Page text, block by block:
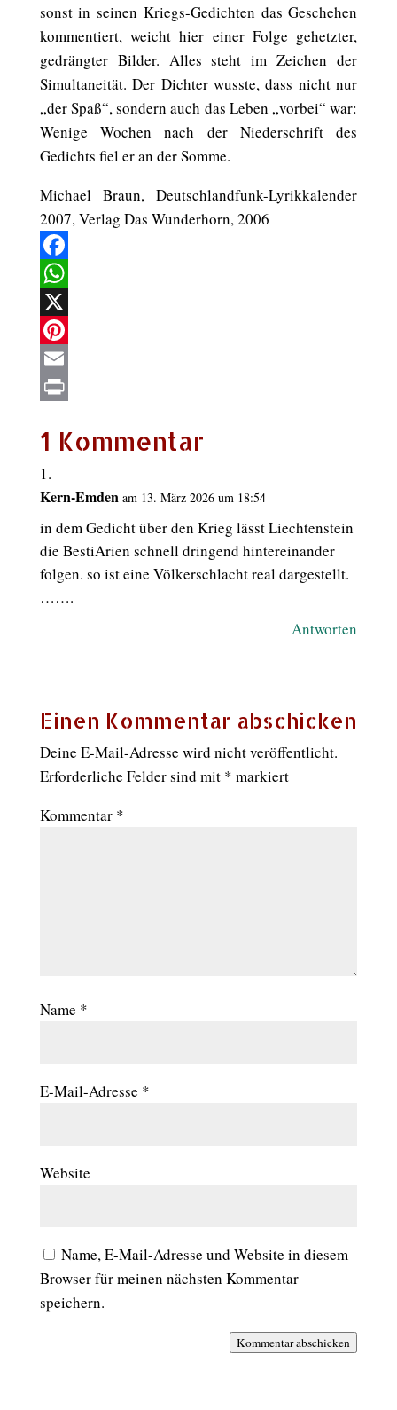
sonst in seinen Kriegs-Gedichten das Geschehen
kommentiert, weicht hier einer Folge gehetzter,
gedrängter Bilder. Alles steht im Zeichen der
Simultaneität. Der Dichter wusste, dass nicht nur
„der Spaß“, sondern auch das Leben „vorbei“ war:
Wenige Wochen nach der Niederschrift des
Gedichts fiel er an der Somme.
Michael Braun, Deutschlandfunk-Lyrikkalender
2007, Verlag Das Wunderhorn, 2006
Facebook
WhatsApp
X
Pinterest
Email
1 Kommentar
Kern-Emden am 13. März 2026 um 18:54
in dem Gedicht über den Krieg lässt Liechtenstein
die BestiArien schnell dringend hintereinander
folgen. so ist eine Völkerschlacht real dargestellt.
…….
Antworten
Einen Kommentar abschicken
Deine E-Mail-Adresse wird nicht veröffentlicht.
Erforderliche Felder sind mit * markiert
Kommentar *
Name *
E-Mail-Adresse *
Website
Name, E-Mail-Adresse und Website in diesem
Browser für meinen nächsten Kommentar
speichern.
Kommentar abschicken